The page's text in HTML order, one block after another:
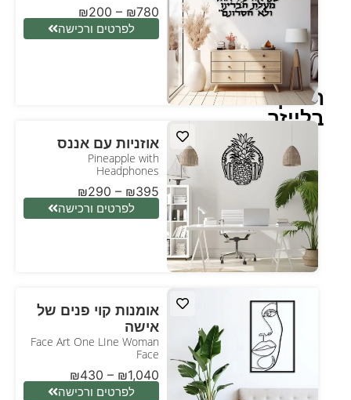
חיתוך
בלייזר
₪200 – ₪780
לפרטים ורכישה
אוזניות עם אננס
Pineapple with
Headphones
₪290 – ₪395
לפרטים ורכישה
אומנות קוי פנים של
אישה
Face Art One LIne Woman
Face
₪430 – ₪1,040
לפרטים ורכישה